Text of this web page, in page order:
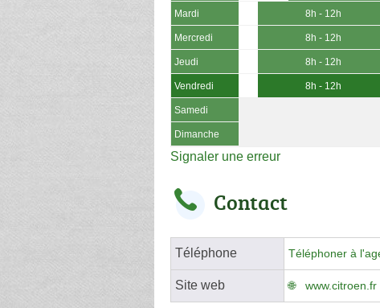
Mardi 8h - 12h
Mercredi 8h - 12h
Jeudi 8h - 12h
Vendredi 8h - 12h
Samedi
Dimanche
Signaler une erreur
Contact
Téléphone Téléphoner à
Site web www.citroen.fr